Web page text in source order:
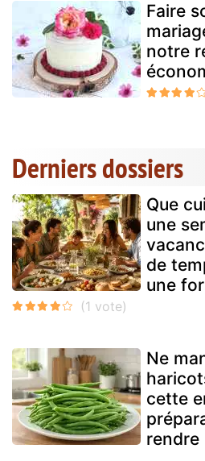
Faire
notre
Derniers dossiers
Que
une
de
une
Ne
cette
rendre